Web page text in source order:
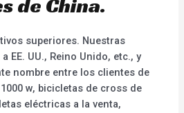
de China.
superiores. Nuestras
EE. UU., Reino Unido, etc., y
nombre entre los clientes de
w, bicicletas de cross de
eléctricas a la venta,